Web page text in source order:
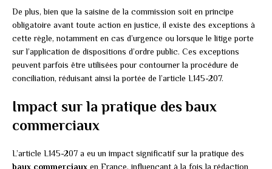
De plus, bien que la saisine de la commission soit en principe
obligatoire avant toute action en justice, il existe des exceptions à
cette règle, notamment en cas d’urgence ou lorsque le litige porte
sur l’application de dispositions d’ordre public. Ces exceptions
peuvent parfois être utilisées pour contourner la procédure de
conciliation, réduisant ainsi la portée de l’article L145-207.
Impact sur la pratique des baux
commerciaux
L’article L145-207 a eu un impact significatif sur la pratique des
baux commerciaux en France, influençant à la fois la rédaction